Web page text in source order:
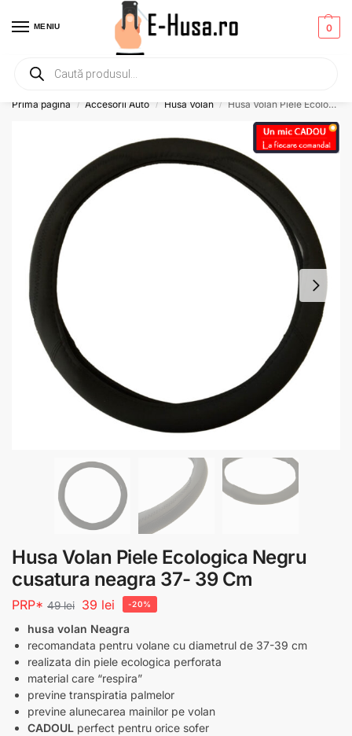
MENIU 0
Primesti un mic
Prima pagină / Accesorii Auto / Husa Volan / Husa Volan Piele Ecologica Negru cusatura neagra 37- 39 Cm
Husa Volan Piele Ecologica Negru
cusatura neagra 37- 39 Cm
PRP* 49lei 39 lei -20%
husa volan Neagra
recomandata pentru volane cu diametrul de 37-39 cm
realizata din piele ecologica perforata
material care “respira”
previne transpiratia palmelor
previne alunecarea mainilor pe volan
CADOUL perfect pentru orice sofer